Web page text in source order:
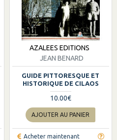
AZALEES EDITIONS
JEAN BENARD
GUIDE PITTORESQUE ET
HISTORIQUE DE CILAOS
10.00€
AJOUTER AU PANIER
Acheter maintenant